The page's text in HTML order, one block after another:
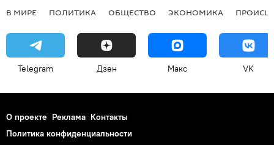
В МИРЕ ПОЛИТИКА ОБЩЕСТВО ЭКОНОМИКА
Telegram Дзен Макс VK
О проекте Реклама Контакты
Политика конфиденциальности